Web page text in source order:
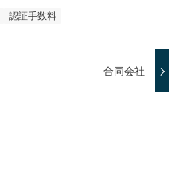
認証手数料
合同会社